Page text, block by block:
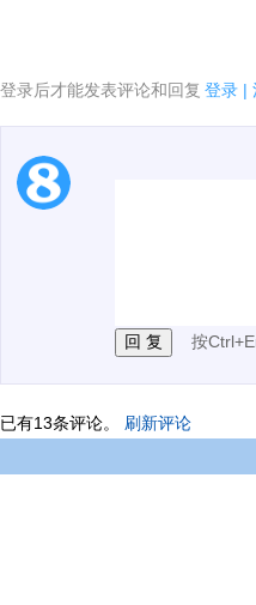
登录后才能发表评论和回复 登录 |
1.电脑端新用
按
已有13条评论。 刷新评论